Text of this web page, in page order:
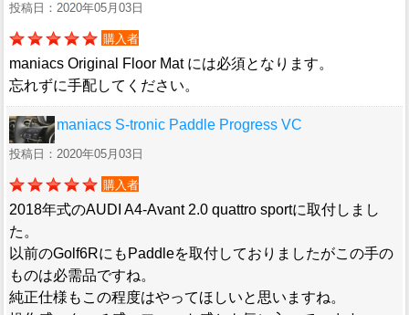
投稿日：2020年05月03日
購入者
maniacs Original Floor Mat には必須となります。
忘れずに手配してください。
maniacs S-tronic Paddle Progress VC
投稿日：2020年05月03日
購入者
2018年式のAUDI A4-Avant 2.0 quattro sportに取付しまし
た。
以前のGolf6RにもPaddleを取付しておりましたがこの手の
ものは必需品ですね。
純正仕様もこの程度はやってほしいと思いますね。